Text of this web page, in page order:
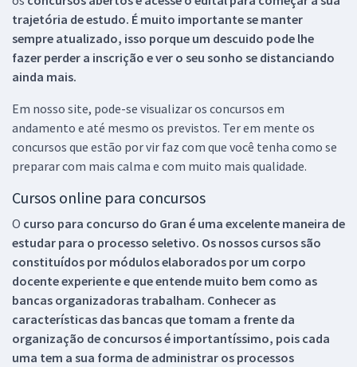
trajetória de estudo. É muito importante se manter
sempre atualizado, isso porque um descuido pode lhe
fazer perder a inscrição e ver o seu sonho se distanciando
ainda mais.
Em nosso site, pode-se visualizar os concursos em
andamento e até mesmo os previstos. Ter em mente os
concursos que estão por vir faz com que você tenha como se
preparar com mais calma e com muito mais qualidade.
Cursos online para concursos
O curso para concurso do Gran é uma excelente maneira de
estudar para o processo seletivo. Os nossos cursos são
constituídos por módulos elaborados por um corpo
docente experiente e que entende muito bem como as
bancas organizadoras trabalham. Conhecer as
características das bancas que tomam a frente da
organização de concursos é importantíssimo, pois cada
uma tem a sua forma de administrar os processos